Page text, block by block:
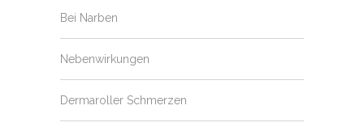
Bei Narben
Nebenwirkungen
Dermaroller Schmerzen